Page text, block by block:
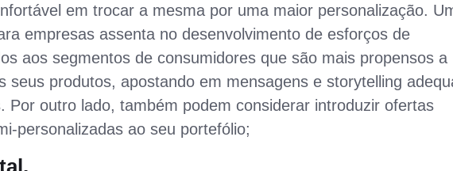
em trocar a mesma por uma maior personalização.
empresas assenta no desenvolvimento de esforços de
aos segmentos de consumidores que são mais propensos a
seus produtos, apostando em mensagens e storytelling
Por outro lado, também podem considerar introduzir ofertas
personalizadas ao seu portefólio;